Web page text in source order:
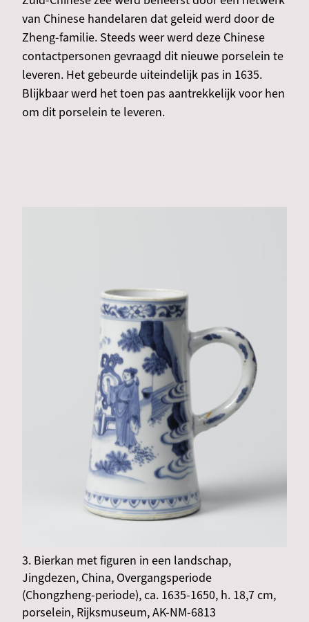
van Chinese handelaren dat geleid werd door de
Zheng-familie. Steeds weer werd deze Chinese
contactpersonen gevraagd dit nieuwe porselein te
leveren. Het gebeurde uiteindelijk pas in 1635.
Blijkbaar werd het toen pas aantrekkelijk voor hen
om dit porselein te leveren.
3. Bierkan met figuren in een landschap,
Jingdezen, China, Overgangsperiode
(Chongzheng-periode), ca. 1635-1650, h. 18,7 cm,
porselein, Rijksmuseum, AK-NM-6813